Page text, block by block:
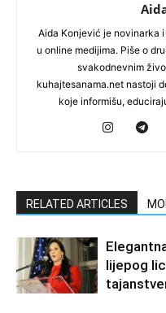
Aida Konjević je novinarka
u online medijima. Piše o
svakodnevnim
kuhajtesanama.net nastoji
koje informišu,
RELATED ARTICLES
lijepog